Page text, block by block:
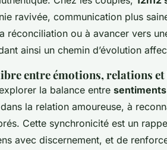
ravivée, communication plus
réconciliation ou à avancer vers
ainsi un chemin d’évolution
entre émotions, relations
la balance entre
la relation amoureuse, à
Cette synchronicité est un
avec discernement, et de